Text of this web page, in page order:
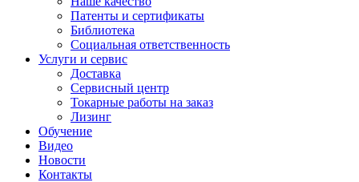
Патенты и сертификаты
Библиотека
Социальная ответственность
Услуги и сервис
Доставка
Сервисный центр
Токарные работы на заказ
Лизинг
Обучение
Видео
Новости
Контакты